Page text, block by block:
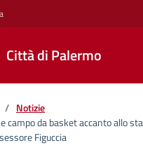
Città di Palermo
/ Notizie
campo da basket accanto allo
Figuccia